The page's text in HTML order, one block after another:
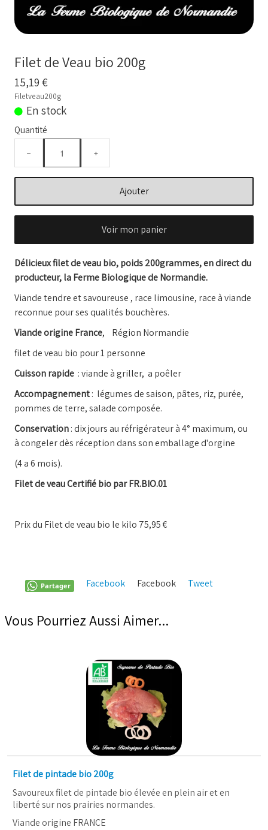
CHARCUTERIE BIO
BOUILLONS D'OS et OS BIO
Comment commander
Nos VIDEOS
NOTRE FERME
Conseils temps de cuisson
Marché frais Livré à la maison
Filet de Veau bio 200g
15,19 €
Filetveau200g
En stock
Quantité
− +
Ajouter
Voir mon panier
Délicieux filet de veau bio, poids 200grammes, en direct du
producteur, la Ferme Biologique de Normandie.
Viande tendre et savoureuse , race limousine, race à viande
reconnue pour ses qualités bouchères.
Viande origine France, Région Normandie
filet de veau bio pour 1 personne
Cuisson rapide : viande à griller, a poêler
Accompagnement: légumes de saison, pâtes, riz, purée,
pommes de terre, salade composée.
Conservation: dix jours au réfrigérateur à 4° maximum, ou
à congeler dès réception dans son emballage d'orgine
(4 a 6 mois).
Filet de veau Certifié bio par FR.BIO.01
Prix du Filet de veau bio le kilo 75,95 €
Tweet
Facebook
Facebook
Partager
Vous Pourriez Aussi Aimer...
Filet de pintade bio 200g
Savoureux filet de pintade bio élevée en plein air et en
liberté sur nos prairies normandes.
Viande origine FRANCE